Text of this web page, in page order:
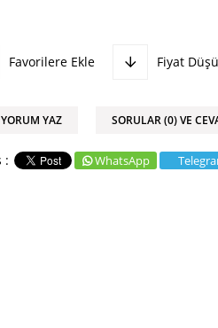
Favorilere Ekle Fiyat
YORUM YAZ SORULAR (0) VE
WhatsApp